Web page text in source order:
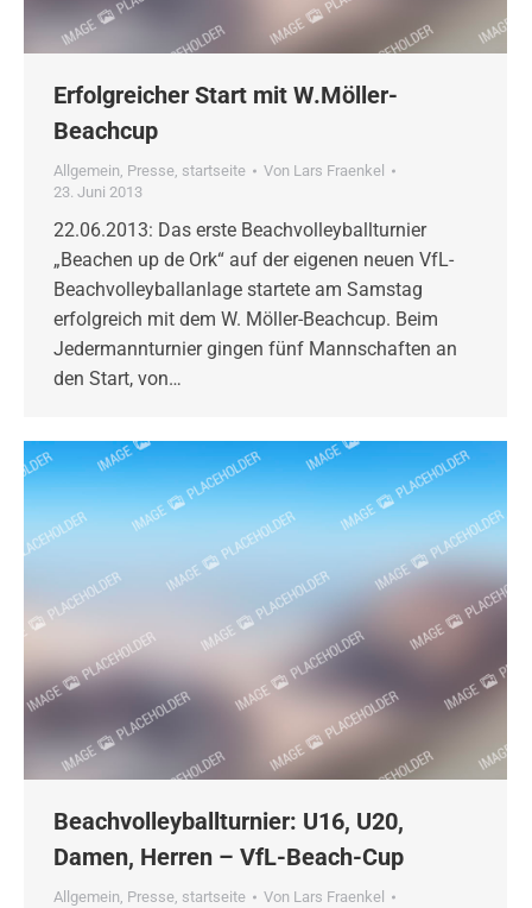
Erfolgreicher Start mit W.Möller-
Beachcup
Allgemein, Presse, startseite Von Lars Fraenkel
23. Juni 2013
22.06.2013: Das erste Beachvolleyballturnier
„Beachen up de Ork“ auf der eigenen neuen VfL-
Beachvolleyballanlage startete am Samstag
erfolgreich mit dem W. Möller-Beachcup. Beim
Jedermannturnier gingen fünf Mannschaften an
den Start, von…
Beachvolleyballturnier: U16, U20,
Damen, Herren – VfL-Beach-Cup
Allgemein, Presse, startseite Von Lars Fraenkel